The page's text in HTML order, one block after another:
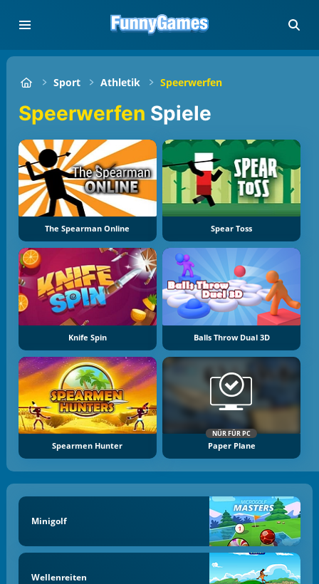
Sport Athletik Speerwerfen
Speerwerfen Spiele
The Spearman Online Spear Toss
Knife Spin Balls Throw Dual 3D
Spearmen Hunter
NÜR FÜR PC
Paper Plane
Minigolf
Wellenreiten